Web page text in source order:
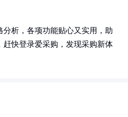
分析，各项功能贴心又实用，助
赶快登录爱采购，发现采购新体